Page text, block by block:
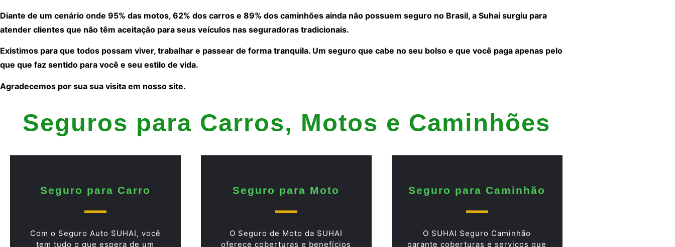
Diante de um cenário onde 95% das motos, 62% dos carros e 89% dos caminhões ainda não possuem seguro no Brasil, a Suhai surgiu para
atender clientes que não têm aceitação para seus veículos nas seguradoras tradicionais.
Existimos para que todos possam viver, trabalhar e passear de forma tranquila. Um seguro que cabe no seu bolso e que você paga apenas pelo
que que faz sentido para você e seu estilo de vida.
Agradecemos por sua sua visita em nosso site.
Seguros para Carros, Motos e Caminhões
Seguro para Carro
Com o Seguro Auto SUHAI, você
tem tudo o que espera de um
Seguro para Moto
O Seguro de Moto da SUHAI
oferece coberturas e benefícios
Seguro para Caminhão
O SUHAI Seguro Caminhão
garante coberturas e serviços que